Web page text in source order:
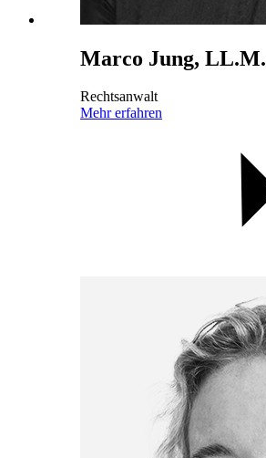
Marco Jung, LL.M.
Rechtsanwalt
Mehr erfahren